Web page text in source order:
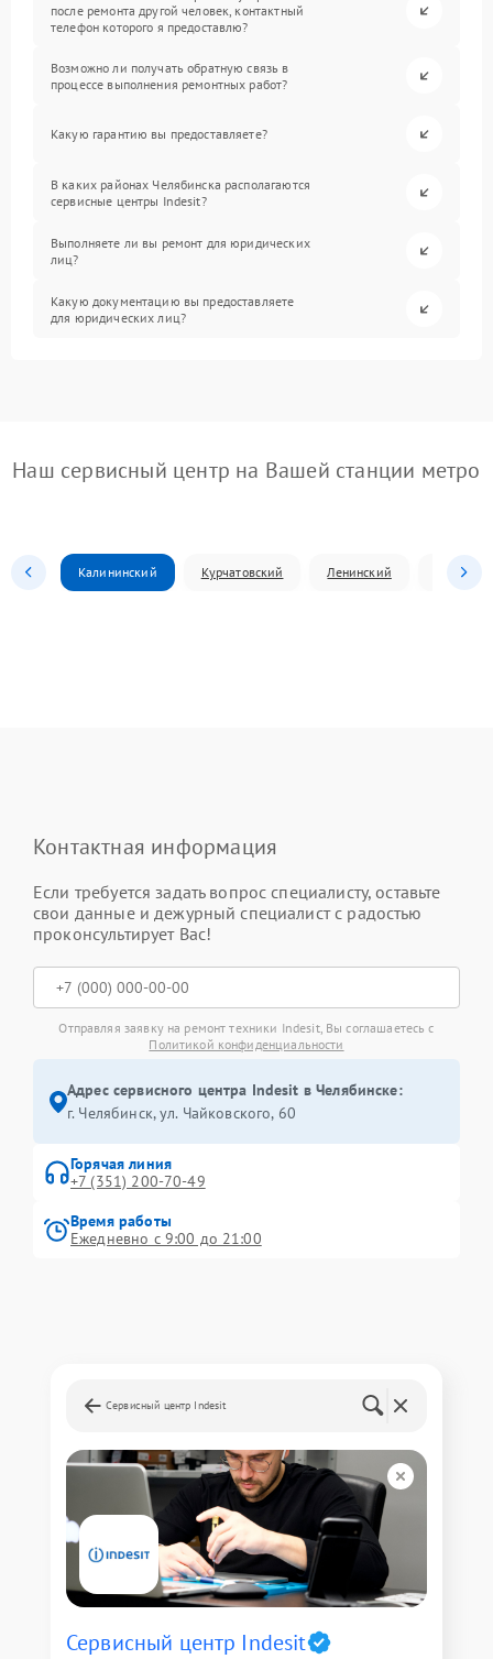
после ремонта другой человек, контактный
телефон которого я предоставлю?
Возможно ли получать обратную связь в
процессе выполнения ремонтных работ?
Какую гарантию вы предоставляете?
В каких районах Челябинска располагаются
сервисные центры Indesit?
Выполняете ли вы ремонт для юридических
лиц?
Какую документацию вы предоставляете
для юридических лиц?
Наш сервисный центр на Вашей станции метро
Калининский Курчатовский Ленинский
Контактная информация
Если требуется задать вопрос специалисту, оставьте
свои данные и дежурный специалист с радостью
проконсультирует Вас!
Отправляя заявку на ремонт техники Indesit, Вы соглашаетесь с
Политикой конфиденциальности
Адрес сервисного центра Indesit в Челябинске:
г. Челябинск, ул. Чайковского, 60
Горячая линия
+7 (351) 200-70-49
Время работы
Ежедневно с 9:00 до 21:00
Сервисный центр Indesit
Сервисный центр Indesit